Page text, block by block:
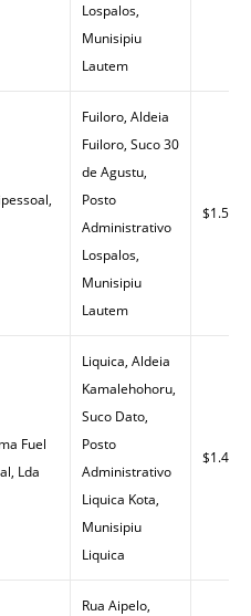
Lospalos,
Munisipiu
Lautem
Fuiloro, Aldeia
Fuiloro, Suco 30
de Agustu,
Posto
Administrativo
Lospalos,
Munisipiu
Lautem
$1.50
Fuel
Lda
Liquica, Aldeia
Kamalehohoru,
Suco Dato,
Posto
Administrativo
Liquica Kota,
Munisipiu
Liquica
$1.45
Rua Aipelo,